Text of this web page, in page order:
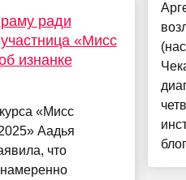
ради
«Мисс
изнанке
«Мисс
Аадья
что